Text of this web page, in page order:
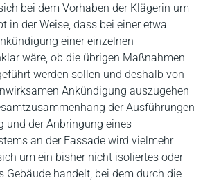
bei dem Vorhaben der Klägerin um
in der Weise, dass bei einer etwa
einer einzelnen
wäre, ob die übrigen Maßnahmen
werden sollen und deshalb von
Ankündigung auszugehen
der Ausführungen
und der Anbringung eines
an der Fassade wird vielmehr
um ein bisher nicht isoliertes oder
Gebäude handelt, bei dem durch die